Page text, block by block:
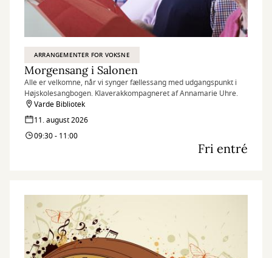
ARRANGEMENTER FOR VOKSNE
Morgensang i Salonen
Alle er velkomne, når vi synger fællessang med udgangspunkt i
Højskolesangbogen. Klaverakkompagneret af Annamarie Uhre.
Varde Bibliotek
11. august 2026
09:30 - 11:00
Fri entré